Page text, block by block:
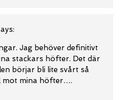
Jag behöver definitivt
stackars höfter. Det där
börjar bli lite svårt så
mot mina höfter….